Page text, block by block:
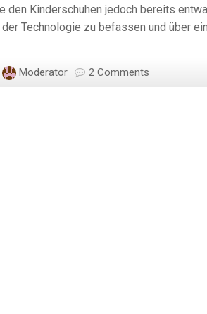
den Kinderschuhen jedoch bereits
Technologie zu befassen und über
Moderator 2 Comments